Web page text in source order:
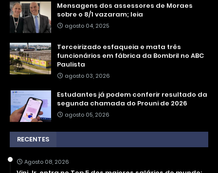
Mensagens dos assessores de Moraes
sobre o 8/1 vazaram; leia
agosto 04, 2025
Terceirizado esfaqueia e mata três
funcionários em fábrica da Bombril no ABC
Paulista
agosto 03, 2026
Estudantes já podem conferir resultado da
segunda chamada do Prouni de 2026
agosto 05, 2026
RECENTES
Agosto 08, 2026